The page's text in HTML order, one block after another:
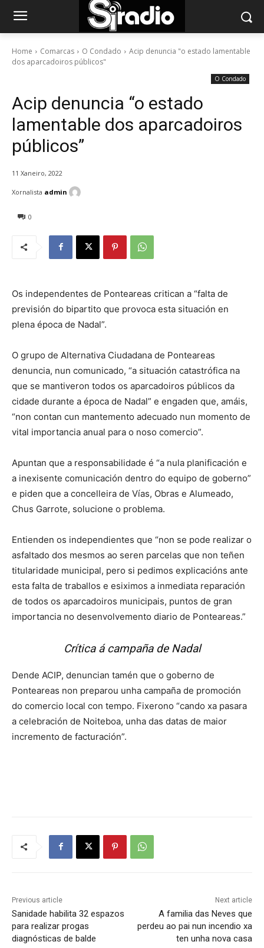
Home Comarcas O Condado
Acip denuncia "o estado lamentable
dos aparcadoiros públicos"
O Condado
Acip denuncia “o estado
lamentable dos aparcadoiros
públicos”
11 Xaneiro, 2022
0
Xornalista admin
Os independentes de Ponteareas critican a “falta de
previsión do bipartito que provoca esta situación en
plena época de Nadal”.
O grupo de Alternativa Ciudadana de Ponteareas
denuncia, nun comunicado, “a situación catastrófica na
que se mantiveron todos os aparcadoiros públicos da
cidade durante a época de Nadal” e engaden que, amáis,
“non contan cun mantemento adecuado nun momento de
vital importancia anual para o noso comercio”.
Apuntan que a responsabilidade é “a nula planificación e
a inexisente comunicación dentro do equipo de goberno”
e piden que a concelleira de Vías, Obras e Alumeado,
Chus Garrote, solucione o problema.
Entienden os independientes que “non se pode realizar o
asfaltado dos mesmos ao seren parcelas que non teñen
titularidade municipal, pero si pedimos explicacións ante
esta falta de traballos e esiximos a inmediata reparación
de todos os aparcadoiros municipais, puntos de gran
importancia no desenvolvemento diario de Ponteareas.”
Crítica á campaña de Nadal
Dende ACIP, denuncian tamén que o goberno de
Ponteareas non preparou unha campaña de promoción
do comercio local con tempo. Fixerono “cando xa pasara
a celebración de Noiteboa, unha das datas de maior
incremento de facturación”.
Previous article
Sanidade habilita 32 espazos
para realizar progas
diagnósticas de balde
Next article
A familia das Neves que
perdeu ao pai nun incendio xa
ten unha nova casa